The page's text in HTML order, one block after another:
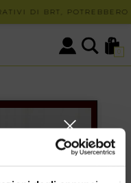
DI BRT,
0
SOLO PRESSO I